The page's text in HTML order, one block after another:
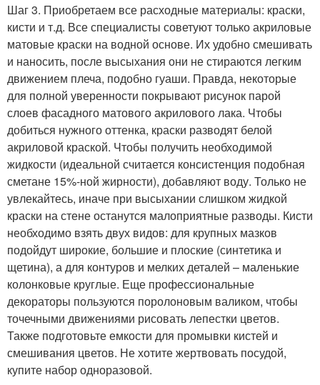
Шаг 3. Приобретаем все расходные материалы: краски,
кисти и т.д. Все специалисты советуют только акриловые
матовые краски на водной основе. Их удобно смешивать
и наносить, после высыхания они не стираются легким
движением плеча, подобно гуаши. Правда, некоторые
для полной уверенности покрывают рисунок парой
слоев фасадного матового акрилового лака. Чтобы
добиться нужного оттенка, краски разводят белой
акриловой краской. Чтобы получить необходимой
жидкости (идеальной считается консистенция подобная
сметане 15%-ной жирности), добавляют воду. Только не
увлекайтесь, иначе при высыхании слишком жидкой
краски на стене останутся малоприятные разводы. Кисти
необходимо взять двух видов: для крупных мазков
подойдут широкие, большие и плоские (синтетика и
щетина), а для контуров и мелких деталей – маленькие
колонковые круглые. Еще профессиональные
декораторы пользуются поролоновым валиком, чтобы
точечными движениями рисовать лепестки цветов.
Также подготовьте емкости для промывки кистей и
смешивания цветов. Не хотите жертвовать посудой,
купите набор одноразовой.